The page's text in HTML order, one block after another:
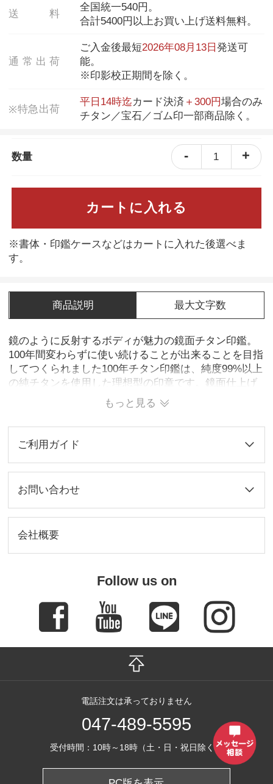
送 料
全国統一540円。
合計5400円以上お買い上げ送料無料。
通 常 出 荷
ご入金後最短2026年08月13日発送可
能。
※印影校正期間を除く。
※特急出荷
平日14時迄カード決済 ＋300円場合のみ
チタン／宝石／ゴム印一部商品除く。
数量 - 1 +
カートに入れる
※書体・印鑑ケースなどはカートに入れた後選べま
す。
商品説明 最大文字数
鏡のように反射するボディが魅力の鏡面チタン印鑑。
100年間変わらずに使い続けることが出来ることを目指
してつくられました100年チタン印鑑は、純度99%以上
の純チタンを使用した理想型の印章です。鏡面仕上げ
加工により鏡のような艶やな光沢感があります。
もっと見る
ご利用ガイド
お問い合わせ
会社概要
Follow us on
電話注文は承っておりません
047-489-5595
受付時間：10時～18時（土・日・祝日除く）